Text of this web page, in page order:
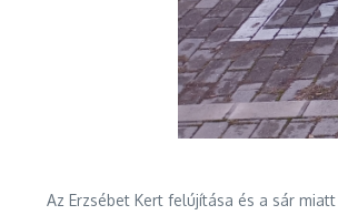
Az Erzsébet Kert felújítása és a sár